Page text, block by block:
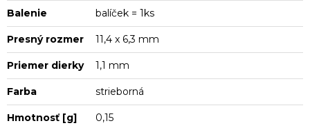
Balenie balíček = 1ks
Presný rozmer 11,4 x 6,3 mm
Priemer dierky 1,1 mm
Farba strieborná
Hmotnosť [g] 0,15